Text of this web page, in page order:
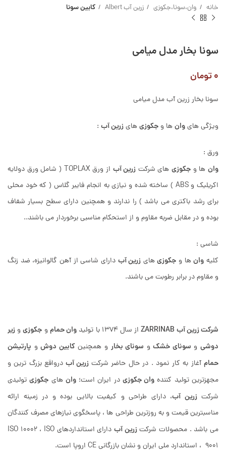
خانه وان،سونا،جکوزی زرین آب Albert کابین سونا
سونا بخار مدل میامی
۰تومان
سونا بخار زرین آب مدل میامی
ویژگی هایوان ها و جکوزی هایزرین آب :
ورق :
وانها و جکوزیهای شرکت زرین آب
از ورق TOPLAX ( شامل ورق دولایه
اکریلیک و ABS ) ساخته شده و نیازی به انجام فایبر گلاس ( که خود محلی
برای رشد باکتری می باشد ) را ندارند و همچنین دارای سطح بسیار شفاف
بوده و در مقابل ضربه مقاوم و از استحکام مناسبی برخوردار می باشند..
شاسی :
کلیه وانها و جکوزیهای زرین آب دارای شاسی از آهن گالوانیزه، ضد زنگ
و مقاوم در برابر رطوبت می باشند.
شرکت زرین آب ZARR INAB از سال 1374 با تولید وان حمامو جکوزیو زیر
دوشیو سونای خشکو سونای بخار و همچنین کابین دوشو پارتیشن
حمامآغاز به کار نمود . در حال حاضر شرکت زرین آب درواقع بزرگ ترین و
مجهزترین تولید کننده وان جکوزی در ایران است؛وان های جکوزیتولیدی
شرکتزرین آب، دارای طراحی و کیفیت بالایی بوده و در زمینه ارائه
مناسبترین قیمت و به روزترین طراحی ها ، پاسخگوی نیازهای مصرف کنندگان
می باشد . محصولات شرکتزرین آب
دارای استانداردهای ISO 10002 ، ISO
9001 ، استاندارد ملی ایران و نشان بازرگانی CE اروپا است.